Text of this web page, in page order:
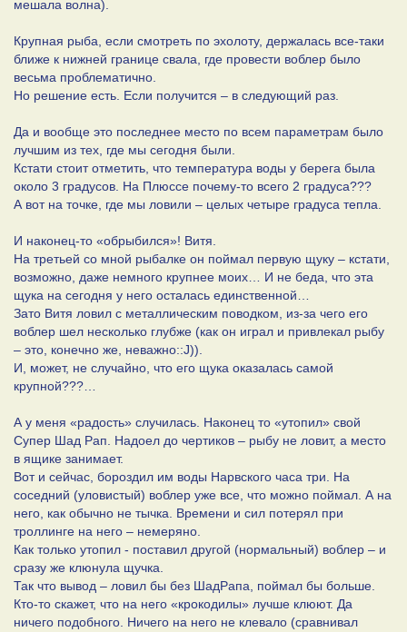
мешала волна).
Крупная рыба, если смотреть по эхолоту, держалась все-таки
ближе к нижней границе свала, где провести воблер было
весьма проблематично.
Но решение есть. Если получится – в следующий раз.
Да и вообще это последнее место по всем параметрам было
лучшим из тех, где мы сегодня были.
Кстати стоит отметить, что температура воды у берега была
около 3 градусов. На Плюссе почему-то всего 2 градуса???
А вот на точке, где мы ловили – целых четыре градуса тепла.
И наконец-то «обрыбился»! Витя.
На третьей со мной рыбалке он поймал первую щуку – кстати,
возможно, даже немного крупнее моих… И не беда, что эта
щука на сегодня у него осталась единственной…
Зато Витя ловил с металлическим поводком, из-за чего его
воблер шел несколько глубже (как он играл и привлекал рыбу
– это, конечно же, неважно::J)).
И, может, не случайно, что его щука оказалась самой
крупной???…
А у меня «радость» случилась. Наконец то «утопил» свой
Супер Шад Рап. Надоел до чертиков – рыбу не ловит, а место
в ящике занимает.
Вот и сейчас, бороздил им воды Нарвского часа три. На
соседний (уловистый) воблер уже все, что можно поймал. А на
него, как обычно не тычка. Времени и сил потерял при
троллинге на него – немеряно.
Как только утопил - поставил другой (нормальный) воблер – и
сразу же клюнула щучка.
Так что вывод – ловил бы без ШадРапа, поймал бы больше.
Кто-то скажет, что на него «крокодилы» лучше клюют. Да
ничего подобного. Ничего на него не клевало (сравнивал